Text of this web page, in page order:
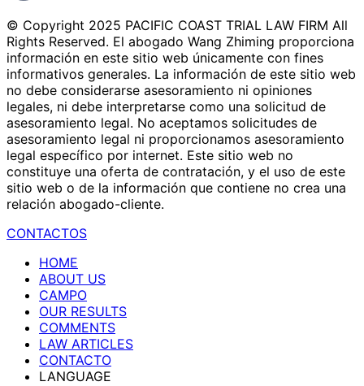
© Copyright 2025 PACIFIC COAST TRIAL LAW FIRM All
Rights Reserved. El abogado Wang Zhiming proporciona
información en este sitio web únicamente con fines
informativos generales. La información de este sitio web
no debe considerarse asesoramiento ni opiniones
legales, ni debe interpretarse como una solicitud de
asesoramiento legal. No aceptamos solicitudes de
asesoramiento legal ni proporcionamos asesoramiento
legal específico por internet. Este sitio web no
constituye una oferta de contratación, y el uso de este
sitio web o de la información que contiene no crea una
relación abogado-cliente.
CONTACTOS
HOME
ABOUT US
CAMPO
OUR RESULTS
COMMENTS
LAW ARTICLES
CONTACTO
LANGUAGE